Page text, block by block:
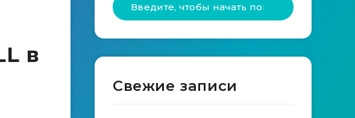
в
Свежие записи